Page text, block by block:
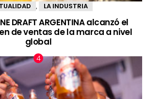
LA INDUSTRIA
DRAFT ARGENTINA alcanzó el
de ventas de la marca a nivel
global